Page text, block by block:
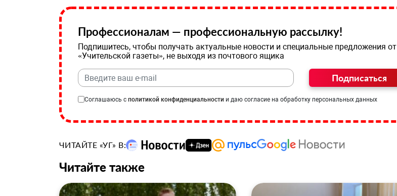
Профессионалам — профессиональную рассылку!
Подпишитесь, чтобы получать актуальные новости и специальные предложения от
«Учительской газеты», не выходя из почтового ящика
Подписаться
Соглашаюсь с политикой конфиденциальности и даю согласие на обработку персональных данных
ЧИТАЙТЕ «УГ» В:
Читайте также